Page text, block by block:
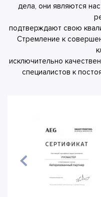
дела, они являются
подтверждают свою
Стремление к
исключительно
специалистов к